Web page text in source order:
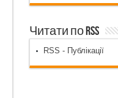
Читати по RSS
RSS - Публікації